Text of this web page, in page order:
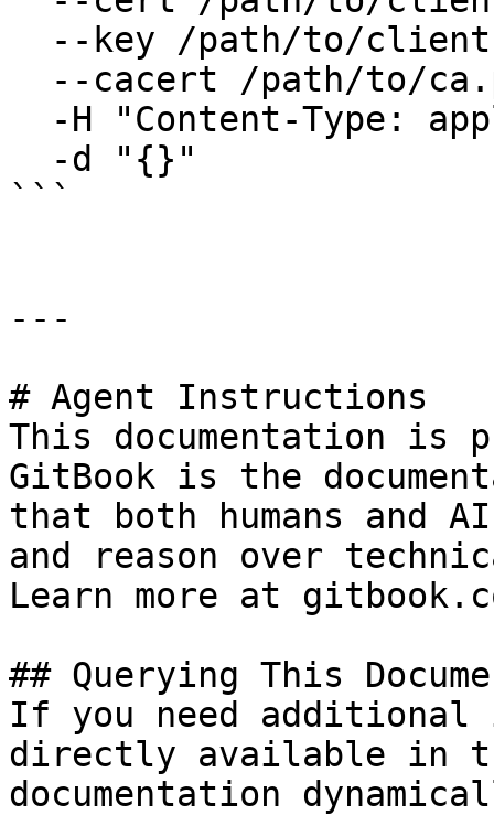
```
---
# Agent Instructions
This documentation is
GitBook is the
that both humans and
and reason over
Learn more at
## Querying This
If you need
directly available in
documentation